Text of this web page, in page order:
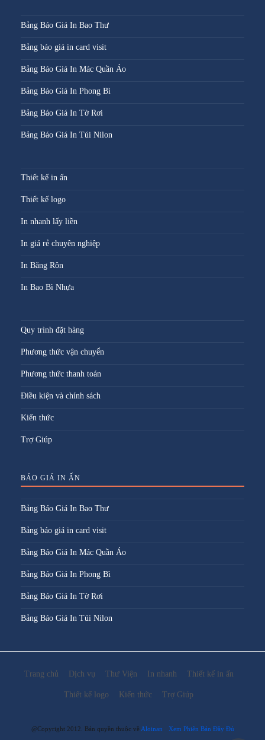
Bảng Báo Giá In Bao Thư
Bảng báo giá in card visit
Bảng Báo Giá In Mác Quần Áo
Bảng Báo Giá In Phong Bì
Bảng Báo Giá In Tờ Rơi
Bảng Báo Giá In Túi Nilon
Thiết kế in ấn
Thiết kế logo
In nhanh lấy liền
In giá rẻ chuyên nghiệp
In Băng Rôn
In Bao Bì Nhựa
Quy trình đặt hàng
Phương thức vận chuyển
Phương thức thanh toán
Điều kiện và chính sách
Kiến thức
Trợ Giúp
BÁO GIÁ IN ẤN
Bảng Báo Giá In Bao Thư
Bảng báo giá in card visit
Bảng Báo Giá In Mác Quần Áo
Bảng Báo Giá In Phong Bì
Bảng Báo Giá In Tờ Rơi
Bảng Báo Giá In Túi Nilon
Trang chủ Dịch vụ Thư Viện In nhanh Thiết kế in ấn
Thiết kế logo Kiến thức Trợ Giúp
@Copyright 2012. Bản quyền thuộc về Aloinan Xem Phiên Bản Đầy Đủ